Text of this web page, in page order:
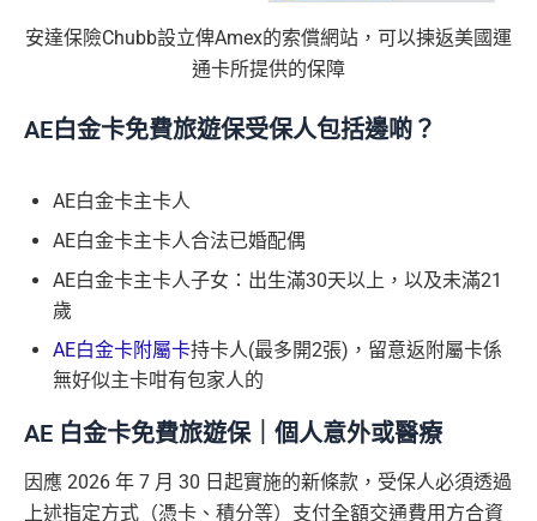
#
(=80,000里數) + HK$50簽賬回贈，獎賞由AE直接存
本卡會員**：迎新高達
賞金#(由里先生派出) 迎新資格：現時持有或於申請日期
起計過去 12 個月內 曾持有或取消任何由美國運通香港批
核的信用卡或簽賬卡（不包括美國運通白金卡/半島白金
卡）之基本卡會員。
A
白
金
卡
現有客戶迎新優惠詳情
安達保險Chubb設立俾Amex的索償網站，可以揀返美國運
通卡所提供的保障
AE白金卡免費旅遊保受保人包括邊啲？
AE白金卡主卡人
AE白金卡主卡人合法已婚配偶
AE白金卡主卡人子女：出生滿30天以上，以及未滿21
歲
AE白金卡附屬卡持卡人(最多開2張)，留意返附屬卡係
無好似主卡咁有包家人的
AE 白金卡免費旅遊保｜個人意外或醫療
因應 2026 年 7 月 30 日起實施的新條款，受保人必須透過
上述指定方式（憑卡、積分等）支付全額交通費用方合資